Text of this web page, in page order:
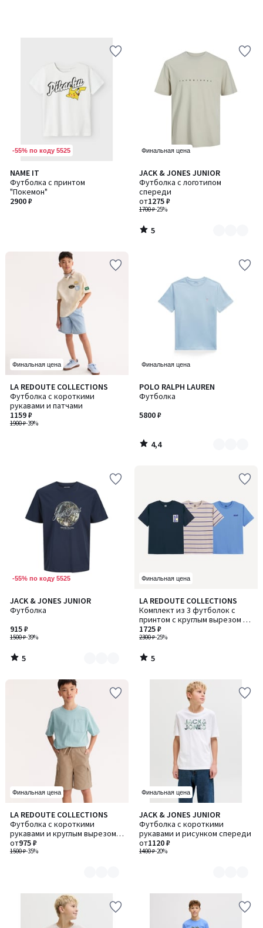
-55% по коду 5525
NAME IT
Футболка с принтом
"Покемон"
2900 ₽
Финальная цена
JACK & JONES JUNIOR
Футболка с логотипом
спереди
1700 ₽-25%
от1275 ₽
5
/
5
Количество
цветов:
2
5
/
Финальная цена
LA REDOUTE COLLECTIONS
Футболка с короткими
рукавами и патчами
1900 ₽-39%
1159 ₽
Финальная цена
POLO RALPH LAUREN
Футболка
5800 ₽
4,4
/ 5
Количество
цветов:
4
4,4
/
-55% по коду 5525
JACK & JONES JUNIOR
Футболка
1500 ₽-39%
915 ₽
5
/
Количество
цветов:
2
5
/
Финальная цена
LA REDOUTE COLLECTIONS
Комплект из 3 футболок с
принтом с круглым вырезом и
короткими рукавами
2300 ₽-25%
1725 ₽
5
/
5
5
/
Финальная цена
LA REDOUTE COLLECTIONS
Футболка с короткими
рукавами и круглым вырезом,
с нагрудным карманом
1500 ₽-35%
от975 ₽
Количество
цветов:
2
Финальная цена
JACK & JONES JUNIOR
Футболка с короткими
рукавами и рисунком спереди
1400 ₽-20%
от1120 ₽
Количество
цветов:
3